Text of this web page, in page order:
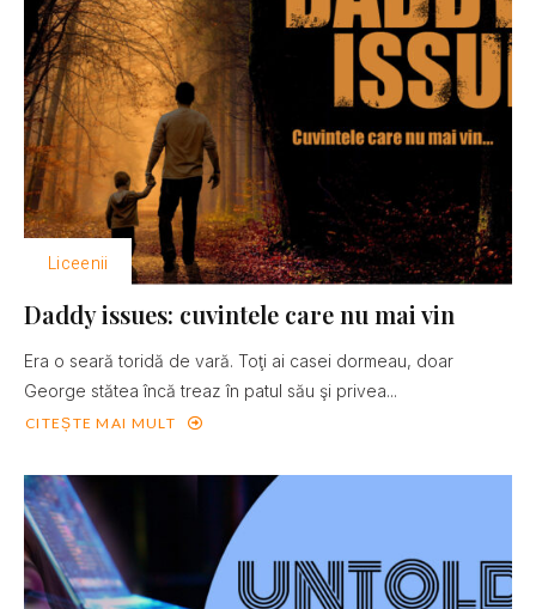
Liceenii
Daddy issues: cuvintele care nu mai vin
Era o seară toridă de vară. Toţi ai casei dormeau, doar
George stătea încă treaz în patul său şi privea...
CITEȘTE MAI MULT